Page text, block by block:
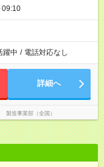
09:10
躍中 / 電話対応なし
詳細へ
製造事業部（全国）